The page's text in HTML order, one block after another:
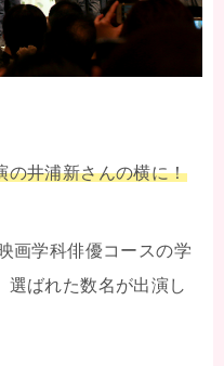
の井浦新さんの横に！
画学科俳優コースの学
選ばれた数名が出演し